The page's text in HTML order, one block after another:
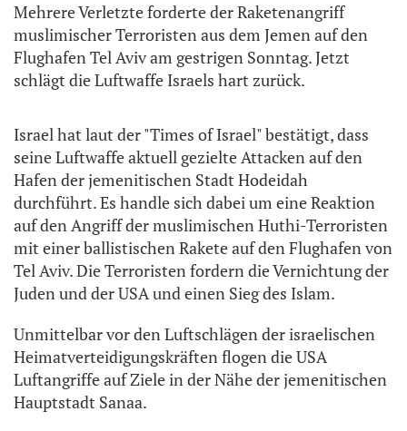
Mehrere Verletzte forderte der Raketenangriff
muslimischer Terroristen aus dem Jemen auf den
Flughafen Tel Aviv am gestrigen Sonntag. Jetzt
schlägt die Luftwaffe Israels hart zurück.
Israel hat laut der "Times of Israel" bestätigt, dass
seine Luftwaffe aktuell gezielte Attacken auf den
Hafen der jemenitischen Stadt Hodeidah
durchführt. Es handle sich dabei um eine Reaktion
auf den Angriff der muslimischen Huthi-Terroristen
mit einer ballistischen Rakete auf den Flughafen von
Tel Aviv. Die Terroristen fordern die Vernichtung der
Juden und der USA und einen Sieg des Islam.
Unmittelbar vor den Luftschlägen der israelischen
Heimatverteidigungskräften flogen die USA
Luftangriffe auf Ziele in der Nähe der jemenitischen
Hauptstadt Sanaa.